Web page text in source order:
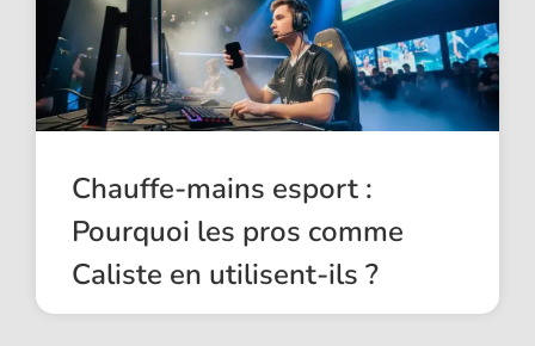
Chauffe-mains esport :
Pourquoi les pros comme
Caliste en utilisent-ils ?